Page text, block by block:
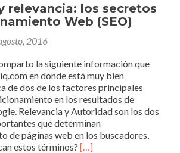
relevancia: los secretos
Web (SEO)
2016
la siguiente información que
en donde está muy bien
de dos de los factores principales
en los resultados de
Relevancia y Autoridad son los dos
que determinan
de páginas web en los buscadores,
estos términos? Leer
[…]